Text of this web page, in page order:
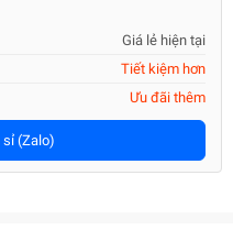
Giá lẻ hiện tại
Tiết kiệm hơn
Ưu đãi thêm
sỉ (Zalo)